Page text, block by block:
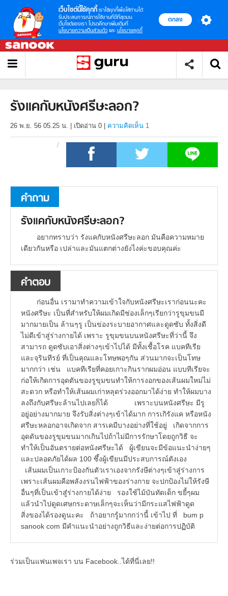
เว็บไซต์นี้ใช้คุกกี้ เราใช้คุกกี้เพื่อให้ท่านได้
รับประสบการณ์การใช้งานที่ดีที่สุดบน
เว็บไซต์ของเรา โปรดศึกษาเพิ่มเติมที่
นโยบายความเป็นส่วนตัว และ นโยบายคุกกี้
ตกลง
รังแคกับหนังศรีษะลอก?
26 พ.ย. 56 05.25 น. เปิดอ่าน 0 ความคิดเห็น 1
คำถาม
รังแคกับหนังศรีษะลอก?
อยากทราบว่า รังแคกับหนังศรีษะลอก มันคือความหมาย
เดียวกันหรือ เปล่าและมันแตกต่างยังไงค่ะขอบคุณค่ะ
คำตอบ
ก่อนอื่น เรามาทำความเข้าใจกับหนังศรีษะเราก่อนนะคะ
หนังศรีษะ เป็นที่สำหรับให้ผมเกิดมีช่องเล็กๆเรียกว่ารูขุมขนมี
มากมายเป็น ล้านๆรู เป็นข่องระบายอากาศและดูดซับ ทั้งสิ่งดี
ไม่ดีเข้าสู่ร่างกายได้ เพราะ รูขุมขนบนหนังศรีษะที่ว่านี้ จึง
สามารถ ดูดซับเอาสิ่งต่างๆเข้าไปได้ มีทั้งเชื้อโรค แบคทีเรีย
และจุรินทีรย์ ที่เป็นคุณและโทษพอๆกัน ส่วนมากจะเป็นโทษ
มากกว่า เช่น แบคทีเรียที่คอยเกาะกินรากผมอ่อน แบบทีเรียจะ
ก่อให้เกิดการอุดตันของรูขุมขนทำให้การงอกของเส้นผมใหม่ไม่
สะดวก หรือทำให้เส้นผมเก่าหลุดร่วงออกมาได้ง่าย ทำให้ผมบาง
ลงถึงกับศรีษะล้านไปเลยก็ได้ เพราะบนหนังศรีษะ มีรู
อยู่อย่างมากมาย จึงรับสิ่งต่างๆเข้าได้มาก การเกิรังแค หรือหนัง
ศรีษะหลอกอาจเกิดจาก สารเคมีบางอย่างที่ใช้อยู่ เกิดจากการ
อุดดันของรูขุมขนมากเกินไปถ้าไม่มีการรักษาโดยถูกวิธี จะ
ทำให้เป็นอันตรายต่อหนังศรีษะได้ ผู้เขียนจะมีข้อแนะนำง่ายๆ
และปลอดภัยได้ผล 100 ซึ้งผู้เขียนมีประสบการณ์ตังเอง
เส้นผมเป็นเกาะป้องกันตัวเราเองจากรังษีต่างๆเข้าสู่ร่างการ
เพราะเส้นผมคือพลังงรนไฟฟ้าของร่างกาย จะปกป้องไม่ให้รังษี
อื่นๆที่เป็นเข้าสู๋ร่างกายได้ง่าย รองใช้ไม้บันทัดเด็ก ขยี้ๆผม
แล้วนำไปดูดเศษกระดาษเล็กๆจะเห็นว่ามีกระแสไฟฟ้าดูด
สิ่งของได้รองดูนะคะ ถ้าอยากรู้มากกว่านี้ เข้าไป ที่ bum p
sanook com มีคำแนะนำอย่างถูกวิธีและง่ายต่อการปฏิบัติ
ร่วมเป็นแฟนเพจเรา บน Facebook..ได้ที่นี่เลย!!